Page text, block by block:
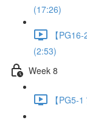
(17:26)
【
(2:53)
Week 8
【PG5-